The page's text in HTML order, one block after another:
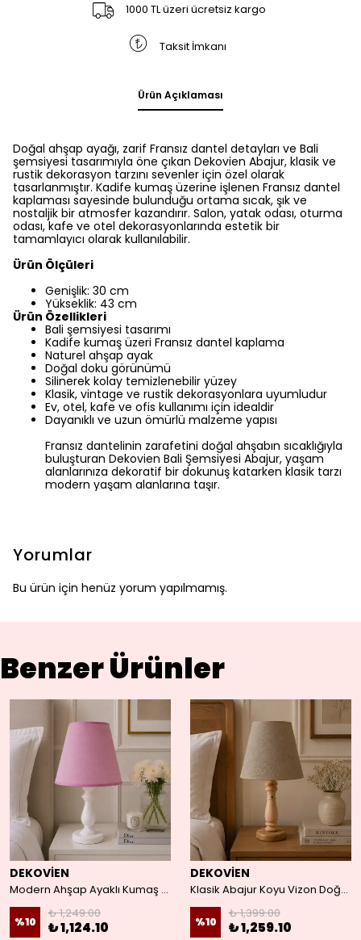
1000 TL üzeri ücretsiz kargo
Taksit İmkanı
Ürün Açıklaması
Doğal ahşap ayağı, zarif Fransız dantel detayları ve Bali
şemsiyesi tasarımıyla öne çıkan Dekovien Abajur, klasik ve
rustik dekorasyon tarzını sevenler için özel olarak
tasarlanmıştır. Kadife kumaş üzerine işlenen Fransız dantel
kaplaması sayesinde bulunduğu ortama sıcak, şık ve
nostaljik bir atmosfer kazandırır. Salon, yatak odası, oturma
odası, kafe ve otel dekorasyonlarında estetik bir
tamamlayıcı olarak kullanılabilir.
Ürün Ölçüleri
Genişlik: 30 cm
Yükseklik: 43 cm
Ürün Özellikleri
Bali şemsiyesi tasarımı
Kadife kumaş üzeri Fransız dantel kaplama
Naturel ahşap ayak
Doğal doku görünümü
Silinerek kolay temizlenebilir yüzey
Klasik, vintage ve rustik dekorasyonlara uyumludur
Ev, otel, kafe ve ofis kullanımı için idealdir
Dayanıklı ve uzun ömürlü malzeme yapısı
Fransız dantelinin zarafetini doğal ahşabın sıcaklığıyla
buluşturan Dekovien Bali Şemsiyesi Abajur, yaşam
alanlarınıza dekoratif bir dokunuş katarken klasik tarzı
modern yaşam alanlarına taşır.
Yorumlar
Bu ürün için henüz yorum yapılmamış.
Benzer Ürünler
DEKOVİEN
Modern Ahşap Ayaklı Kumaş Pembe Abajur
%10
₺ 1,249.00
₺ 1,124.10
DEKOVİEN
Klasik Abajur Koyu Vizon Doğal Ahşap Ayak
%10
₺ 1,399.00
₺ 1,259.10